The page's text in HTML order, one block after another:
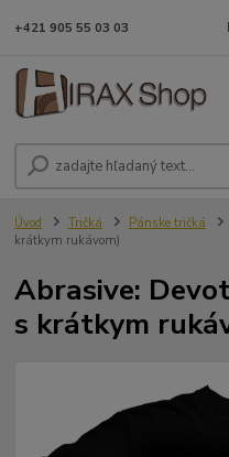
+421 905 55 03 03
Úvod Tričká Pánske tričká
krátkym rukávom)
Abrasive:
s krátkym